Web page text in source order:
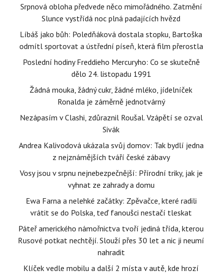
Srpnová obloha předvede něco mimořádného. Zatmění
Slunce vystřídá noc plná padajících hvězd
Líbáš jako bůh: Poledňáková dostala stopku, Bartoška
odmítl sportovat a ústřední píseň, která film přerostla
Poslední hodiny Freddieho Mercuryho: Co se skutečně
dělo 24. listopadu 1991
Žádná mouka, žádný cukr, žádné mléko, jídelníček
Ronalda je záměrně jednotvárný
Nezápasím v Clashi, zdůraznil Roušal. Vzápětí se ozval
Sivák
Andrea Kalivodová ukázala svůj domov: Tak bydlí jedna
z nejznámějších tváří české zábavy
Vosy jsou v srpnu nejnebezpečnější: Přírodní triky, jak je
vyhnat ze zahrady a domu
Ewa Farna a nelehké začátky: Zpěvačce, které radili
vrátit se do Polska, teď fanoušci nestačí tleskat
Páteř amerického námořnictva tvoří jediná třída, kterou
Rusové potkat nechtějí. Slouží přes 30 let a nic ji neumí
nahradit
Klíček vedle mobilu a další 2 místa v autě, kde hrozí